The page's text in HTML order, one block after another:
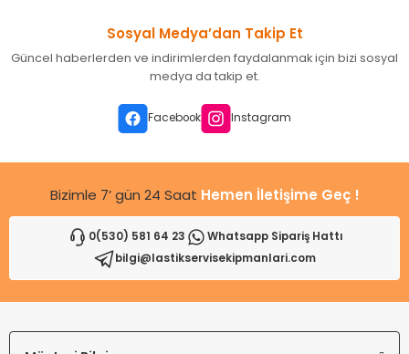
Sosyal Medya’dan Takip Et
Güncel haberlerden ve indirimlerden faydalanmak için bizi sosyal
medya da takip et.
Facebook Instagram
Bizimle 7’ gün 24 Saat Hemen İletişime Geç !
0(530) 581 64 23
Whatsapp Sipariş Hattı
bilgi@lastikservisekipmanlari.com